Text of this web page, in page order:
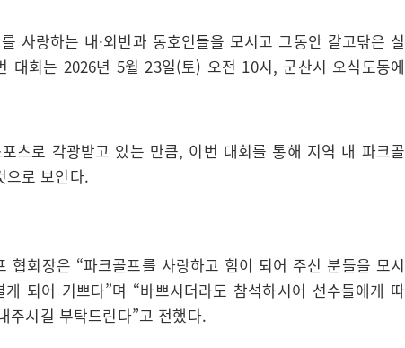
사랑하는 내·외빈과 동호인들을 모시고 그동안 갈고닦은 실
대회는 2026년 5월 23일(토) 오전 10시, 군산시 오식도동에
츠로 각광받고 있는 만큼, 이번 대회를 통해 지역 내 파크골
으로 보인다.
협회장은 “파크골프를 사랑하고 힘이 되어 주신 분들을 모시
되어 기쁘다”며 “바쁘시더라도 참석하시어 선수들에게 따
주시길 부탁드린다”고 전했다.